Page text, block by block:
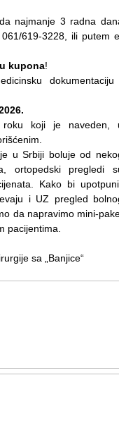
najmanje 3 radna
619-3228, ili putem
kupona!
koji je naveden,
u Srbiji boluje od
ortopedski pregledi
Kako bi
i UZ pregled
da napravimo mini-
pacijentima.
sa „Banjice“